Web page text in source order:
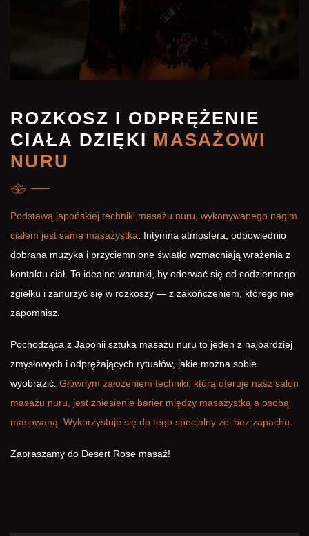
ROZKOSZ I ODPRĘŻENIE
CIAŁA DZIĘKI MASAŻOWI
NURU
Podstawą japońskiej techniki masażu nuru, wykonywanego nagim
ciałem jest sama masażystka . Intymna atmosfera, odpowiednio
dobrana muzyka i przyciemnione światło wzmacniają wrażenia z
kontaktu ciał. To idealne warunki, by oderwać się od codziennego
zgiełku i zanurzyć się w rozkoszy — z zakończeniem, którego nie
zapomnisz.
Pochodząca z Japonii sztuka masażu nuru to jeden z najbardziej
zmysłowych i odprężających rytuałów, jakie można sobie
wyobrazić. Głównym założeniem techniki, którą oferuje nasz salon
masażu nuru, jest zniesienie barier między masażystką a osobą
masowaną. Wykorzystuje się do tego specjalny żel bez zapachu
Zapraszamy do Desert Rose masaż!